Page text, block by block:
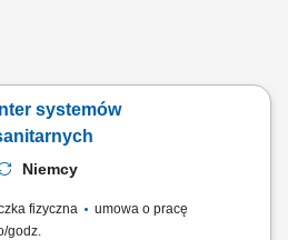
systemów
Niemcy
fizyczna
umowa o pracę
godz.